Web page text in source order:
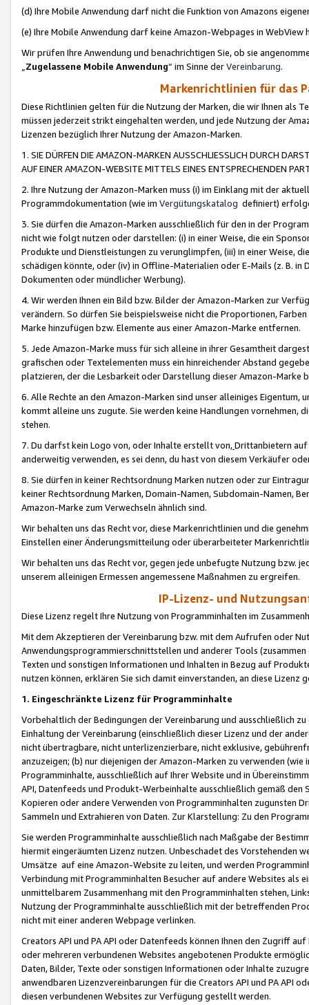
(d) Ihre Mobile Anwendung darf nicht die Funktion von Amazons
(e) Ihre Mobile Anwendung darf keine Amazon-Webpages in WebView
Wir prüfen Ihre Anwendung und benachrichtigen Sie, ob sie
„Zugelassene Mobile Anwendung“ im Sinne derVereinbarung.
Markenrichtlinien für das
Diese Richtlinien gelten für die Nutzung der Marken, die wir Ihnen als
müssen jederzeit strikt eingehalten werden, und jede Nutzung der
Lizenzen bezüglich Ihrer Nutzung der Amazon-Marken.
1. SIE DÜRFEN DIE AMAZON-MARKEN AUSSCHLIESSLICH DURCH
AUF EINER AMAZON-WEBSITE MITTELS EINES ENTSPRECHENDEN
2. Ihre Nutzung der Amazon-Marken muss (i) im Einklang mit der
Programmdokumentation (wie im Vergütungskatalog definiert)
3. Sie dürfen die Amazon-Marken ausschließlich für den in der
nicht wie folgt nutzen oder darstellen: (i) in einer Weise, die ein
Produkte und Dienstleistungen zu verunglimpfen, (iii) in einer Weise,
schädigen könnte, oder (iv) in Offline-Materialien oder E-Mails (z. B. in
Dokumenten oder mündlicher Werbung).
4. Wir werden Ihnen ein Bild bzw. Bilder der Amazon-Marken zur
verändern. So dürfen Sie beispielsweise nicht die Proportionen,
Marke hinzufügen bzw. Elemente aus einer Amazon-Marke entfernen.
5. Jede Amazon-Marke muss für sich alleine in ihrer Gesamtheit
grafischen oder Textelementen muss ein hinreichender Abstand
platzieren, der die Lesbarkeit oder Darstellung dieser Amazon-Marke
6. Alle Rechte an den Amazon-Marken sind unser alleiniges
kommt alleine uns zugute. Sie werden keine Handlungen vornehmen,
stehen.
7. Du darfst kein Logo von, oder Inhalte erstellt von,Drittanbietern auf
anderweitig verwenden, es sei denn, du hast von diesem Verkäufer
8. Sie dürfen in keiner Rechtsordnung Marken nutzen oder zur
keiner Rechtsordnung Marken, Domain-Namen, Subdomain-Namen,
Amazon-Marke zum Verwechseln ähnlich sind.
Wir behalten uns das Recht vor, diese Markenrichtlinien und die
Einstellen einer Änderungsmitteilung oder überarbeiteter
Wir behalten uns das Recht vor, gegen jede unbefugte Nutzung bzw.
unserem alleinigen Ermessen angemessene Maßnahmen zu ergreifen.
IP-Lizenz- und
Diese Lizenz regelt Ihre Nutzung von Programminhalten im
Mit dem Akzeptieren der Vereinbarung bzw. mit dem Aufrufen oder
Anwendungsprogrammierschnittstellen und anderer Tools (zusammen
Texten und sonstigen Informationen und Inhalten in Bezug auf
nutzen können, erklären Sie sich damit einverstanden, an diese Lizenz
1. Eingeschränkte Lizenz für Programminhalte
Vorbehaltlich der Bedingungen der Vereinbarung und ausschließlich
Einhaltung der Vereinbarung (einschließlich dieser Lizenz und der
nicht übertragbare, nicht unterlizenzierbare, nicht exklusive,
anzuzeigen; (b) nur diejenigen der Amazon-Marken zu verwenden
Programminhalte, ausschließlich auf Ihrer Website und in
API, Datenfeeds und Produkt-Werbeinhalte ausschließlich gemäß
Kopieren oder andere Verwenden von Programminhalten zugunsten
Sammeln und Extrahieren von Daten. Zur Klarstellung: Zu den
Sie werden Programminhalte ausschließlich nach Maßgabe der
hiermit eingeräumten Lizenz nutzen. Unbeschadet des Vorstehenden
Umsätze auf eine Amazon-Website zu leiten, und werden
Verbindung mit Programminhalten Besucher auf andere Websites als
unmittelbarem Zusammenhang mit den Programminhalten stehen,
Nutzung der Programminhalte ausschließlich mit der betreffenden
nicht mit einer anderen Webpage verlinken.
Creators API und PA API oder Datenfeeds können Ihnen den Zugriff
oder mehreren verbundenen Websites angebotenen Produkte
Daten, Bilder, Texte oder sonstigen Informationen oder Inhalte
anwendbaren Lizenzvereinbarungen für die Creators API und PA API
diesen verbundenen Websites zur Verfügung gestellt werden.